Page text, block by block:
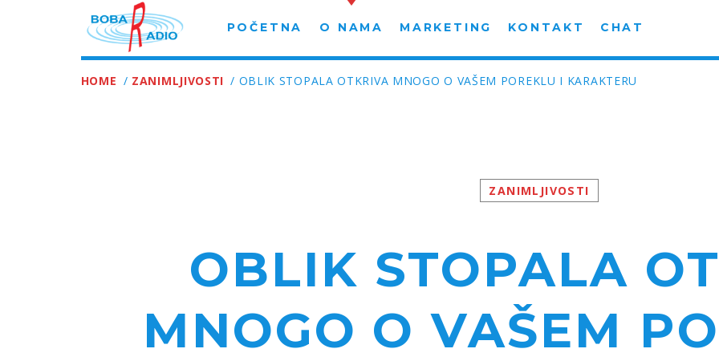
POČETNA O NAMA MARKETING KONTAKT CHAT
HOME / ZANIMLJIVOSTI / OBLIK STOPALA OTKRIVA MNOGO O VAŠEM POREKLU I KARAKTERU
ZANIMLJIVOSTI
OBLIK STOPALA
MNOGO O VAŠEM